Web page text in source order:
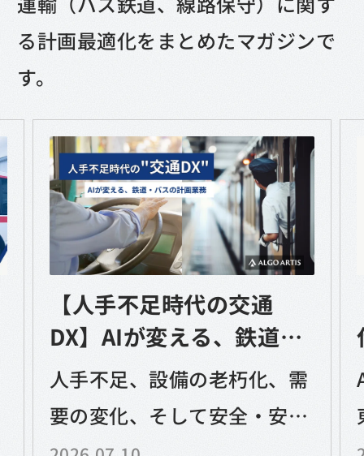
る計画最適化をまとめたマガジンで
す。
【人手不足時代の交通
DX】AIが変える、鉄道・
バスの計画業務〜展示
会・ウェビナーで最新事
例をご紹介
人手不足、設備の老朽化、需
要の変化、そして安全・安定